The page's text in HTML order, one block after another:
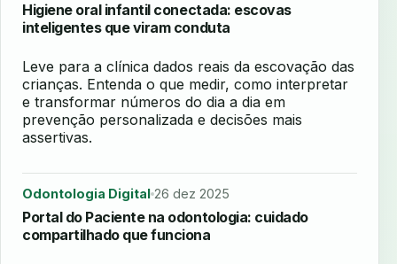
Higiene oral infantil conectada: escovas
inteligentes que viram conduta
Leve para a clínica dados reais da escovação das
crianças. Entenda o que medir, como interpretar
e transformar números do dia a dia em
prevenção personalizada e decisões mais
assertivas.
Odontologia Digital 26 dez 2025
Portal do Paciente na odontologia: cuidado
compartilhado que funciona